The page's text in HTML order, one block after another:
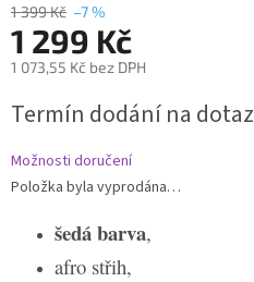
1 399 Kč –7 %
1 299 Kč
1 073,55 Kč bez DPH
cena:
Termín dodání na dotaz
Možnosti doručení
Položka byla vyprodána…
šedá barva,
afro střih,